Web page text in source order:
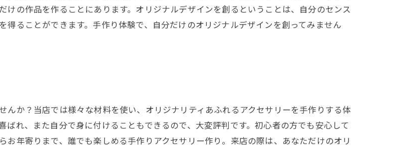
けの作品を作ることにあります。オリジナルデザインを創るということは、自分のセンス
ることができます。手作り体験で、自分だけのオリジナルデザインを創ってみません
んか？当店では様々な材料を使い、オリジナリティあふれるアクセサリーを手作りする体
れ、また自分で身に付けることもできるので、大変評判です。初心者の方でも安心して
年寄りまで、誰でも楽しめる手作りアクセサリー作り。来店の際は、あなただけのオリ